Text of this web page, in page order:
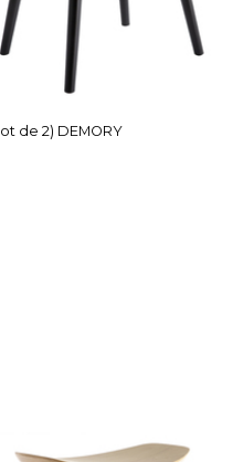
de 2) DEMORY